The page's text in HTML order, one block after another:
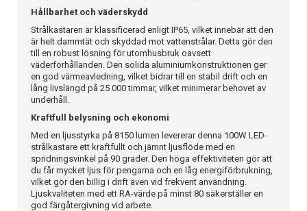
Hållbarhet och väderskydd
Strålkastaren är klassificerad enligt IP65, vilket innebär att den
är helt dammtät och skyddad mot vattenstrålar. Detta gör den
till en robust lösning för utomhusbruk oavsett
väderförhållanden. Den solida aluminiumkonstruktionen ger
en god värmeavledning, vilket bidrar till en stabil drift och en
lång livslängd på 25 000 timmar, vilket minimerar behovet av
underhåll.
Kraftfull belysning och ekonomi
Med en ljusstyrka på 8150 lumen levererar denna 100W LED-
strålkastare ett kraftfullt och jämnt ljusflöde med en
spridningsvinkel på 90 grader. Den höga effektiviteten gör att
du får mycket ljus för pengarna och en låg energiförbrukning,
vilket gör den billig i drift även vid frekvent användning.
Ljuskvaliteten med ett RA-värde på minst 80 säkerställer en
god färgåtergivning vid arbete.